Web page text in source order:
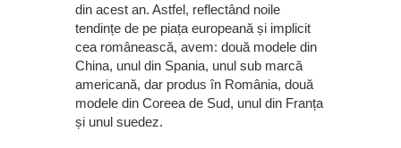
din acest an. Astfel, reflectând noile
tendințe de pe piața europeană și implicit
cea românească, avem: două modele din
China, unul din Spania, unul sub marcă
americană, dar produs în România, două
modele din Coreea de Sud, unul din Franța
și unul suedez.